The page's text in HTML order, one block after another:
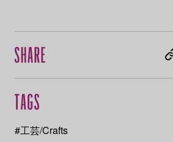
#工芸/Crafts